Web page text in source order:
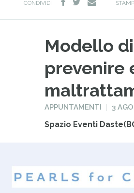
CONDIVIDI
e-
Modello
prevenire
PUBBLICATO
APPUNTAMENTI
IL
3
Spazio Eventi